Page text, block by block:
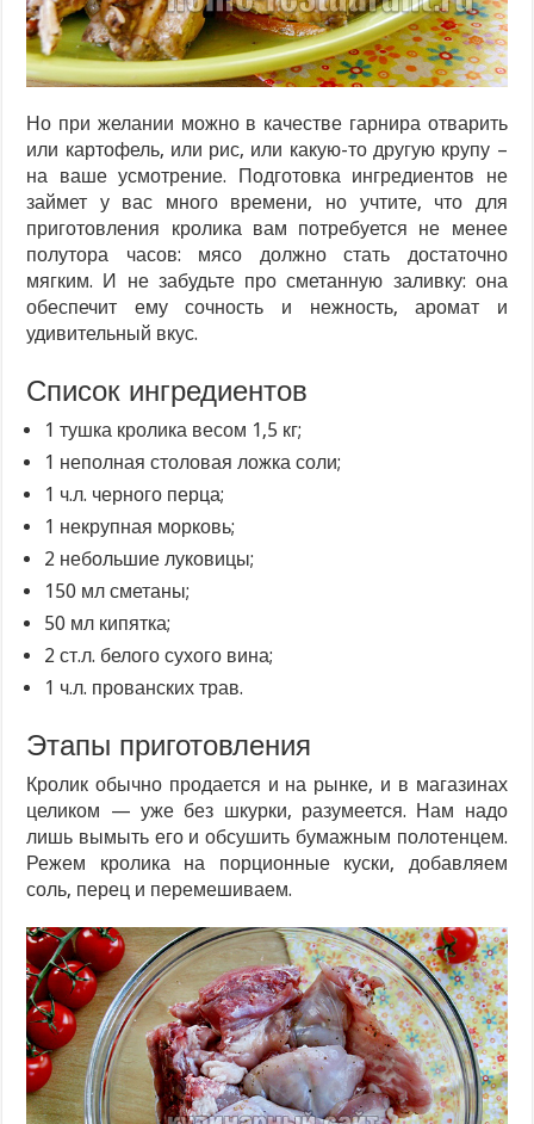
Но при желании можно в качестве гарнира отварить
или картофель, или рис, или какую-то другую крупу –
на ваше усмотрение. Подготовка ингредиентов не
займет у вас много времени, но учтите, что для
приготовления кролика вам потребуется не менее
полутора часов: мясо должно стать достаточно
мягким. И не забудьте про сметанную заливку: она
обеспечит ему сочность и нежность, аромат и
удивительный вкус.
Список ингредиентов
1 тушка кролика весом 1,5 кг;
1 неполная столовая ложка соли;
1 ч.л. черного перца;
1 некрупная морковь;
2 небольшие луковицы;
150 мл сметаны;
50 мл кипятка;
2 ст.л. белого сухого вина;
1 ч.л. прованских трав.
Этапы приготовления
Кролик обычно продается и на рынке, и в магазинах
целиком — уже без шкурки, разумеется. Нам надо
лишь вымыть его и обсушить бумажным полотенцем.
Режем кролика на порционные куски, добавляем
соль, перец и перемешиваем.